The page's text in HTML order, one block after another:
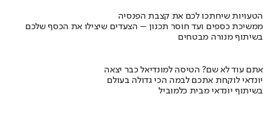
הטעויות שיחתכו לכם את קצבת הפנסיה
ממשיכת כספים ועד חוסר תכנון – הצעדים שיצילו את הכסף שלכם
בשיתוף מנורה מבטחים
אתם עוד לא שם? הטיסה למונדיאל כבר יצאה
יונדאי לוקחת אתכם לבמה הכי גדולה בעולם
בשיתוף יונדאי מבית כלמוביל